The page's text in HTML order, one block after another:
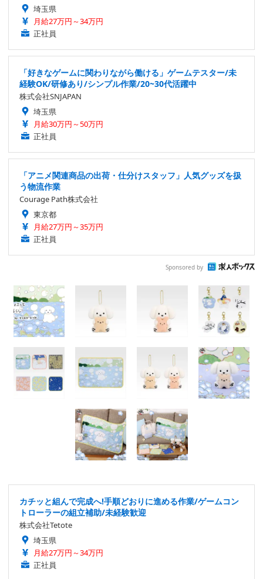
埼玉県
月給27万円～34万円
正社員
「好きなゲームに関わりながら働ける」ゲームテスター/未
経験OK/研修あり/シンプル作業/20~30代活躍中
株式会社SNJAPAN
埼玉県
月給30万円～50万円
正社員
「アニメ関連商品の出荷・仕分けスタッフ」人気グッズを扱
う物流作業
Courage Path株式会社
東京都
月給27万円～35万円
正社員
Sponsored by
カチッと組んで完成へ!手順どおりに進める作業/ゲームコン
トローラーの組立補助/未経験歓迎
株式会社Tetote
埼玉県
月給27万円～34万円
正社員